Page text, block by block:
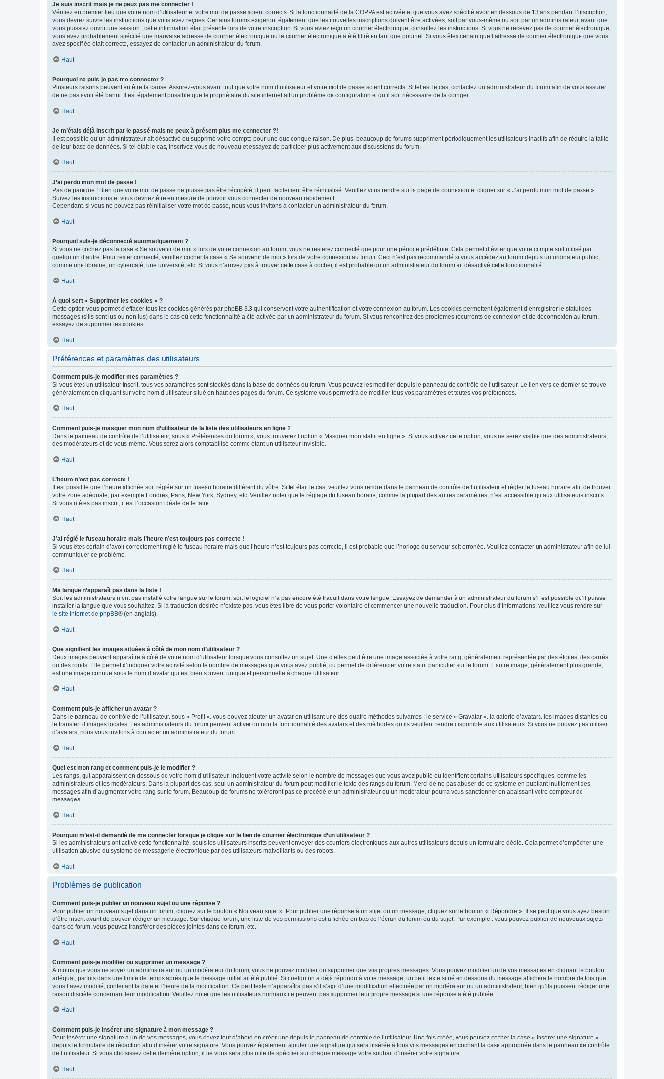
Je suis inscrit mais je ne peux pas me connecter !
Vérifiez en premier lieu que votre nom d’utilisateur et votre mot de passe soient corrects. Si la fonctionnalité de la COPPA est activée et que vous avez spécifié avoir en dessous de 13 ans pendant l’inscription,
vous devrez suivre les instructions que vous avez reçues. Certains forums exigeront également que les nouvelles inscriptions doivent être activées, soit par vous-même ou soit par un administrateur, avant que
vous puissiez ouvrir une session ; cette information était présente lors de votre inscription. Si vous aviez reçu un courrier électronique, consultez les instructions. Si vous ne recevez pas de courrier électronique,
vous avez probablement spécifié une mauvaise adresse de courrier électronique ou le courrier électronique a été filtré en tant que pourriel. Si vous êtes certain que l’adresse de courrier électronique que vous
avez spécifiée était correcte, essayez de contacter un administrateur du forum.
Haut
Pourquoi ne puis-je pas me connecter ?
Plusieurs raisons peuvent en être la cause. Assurez-vous avant tout que votre nom d’utilisateur et votre mot de passe soient corrects. Si tel est le cas, contactez un administrateur du forum afin de vous assurer
de ne pas avoir été banni. Il est également possible que le propriétaire du site internet ait un problème de configuration et qu’il soit nécessaire de la corriger.
Haut
Je m’étais déjà inscrit par le passé mais ne peux à présent plus me connecter ?!
Il est possible qu’un administrateur ait désactivé ou supprimé votre compte pour une quelconque raison. De plus, beaucoup de forums suppriment périodiquement les utilisateurs inactifs afin de réduire la taille
de leur base de données. Si tel était le cas, inscrivez-vous de nouveau et essayez de participer plus activement aux discussions du forum.
Haut
J’ai perdu mon mot de passe !
Pas de panique ! Bien que votre mot de passe ne puisse pas être récupéré, il peut facilement être réinitialisé. Veuillez vous rendre sur la page de connexion et cliquer sur « J’ai perdu mon mot de passe ».
Suivez les instructions et vous devriez être en mesure de pouvoir vous connecter de nouveau rapidement.
Cependant, si vous ne pouvez pas réinitialiser votre mot de passe, nous vous invitons à contacter un administrateur du forum.
Haut
Pourquoi suis-je déconnecté automatiquement ?
Si vous ne cochez pas la case « Se souvenir de moi » lors de votre connexion au forum, vous ne resterez connecté que pour une période prédéfinie. Cela permet d’éviter que votre compte soit utilisé par
quelqu’un d’autre. Pour rester connecté, veuillez cocher la case « Se souvenir de moi » lors de votre connexion au forum. Ceci n’est pas recommandé si vous accédez au forum depuis un ordinateur public,
comme une librairie, un cybercafé, une université, etc. Si vous n’arrivez pas à trouver cette case à cocher, il est probable qu’un administrateur du forum ait désactivé cette fonctionnalité.
Haut
À quoi sert « Supprimer les cookies » ?
Cette option vous permet d’effacer tous les cookies générés par phpBB 3.3 qui conservent votre authentification et votre connexion au forum. Les cookies permettent également d’enregistrer le statut des
messages (s’ils sont lus ou non lus) dans le cas où cette fonctionnalité a été activée par un administrateur du forum. Si vous rencontrez des problèmes récurrents de connexion et de déconnexion au forum,
essayez de supprimer les cookies.
Haut
Préférences et paramètres des utilisateurs
Comment puis-je modifier mes paramètres ?
Si vous êtes un utilisateur inscrit, tous vos paramètres sont stockés dans la base de données du forum. Vous pouvez les modifier depuis le panneau de contrôle de l’utilisateur. Le lien vers ce dernier se trouve
généralement en cliquant sur votre nom d’utilisateur situé en haut des pages du forum. Ce système vous permettra de modifier tous vos paramètres et toutes vos préférences.
Haut
Comment puis-je masquer mon nom d’utilisateur de la liste des utilisateurs en ligne ?
Dans le panneau de contrôle de l’utilisateur, sous « Préférences du forum », vous trouverez l’option « Masquer mon statut en ligne ». Si vous activez cette option, vous ne serez visible que des administrateurs,
des modérateurs et de vous-même. Vous serez alors comptabilisé comme étant un utilisateur invisible.
Haut
L’heure n’est pas correcte !
Il est possible que l’heure affichée soit réglée sur un fuseau horaire différent du vôtre. Si tel était le cas, veuillez vous rendre dans le panneau de contrôle de l’utilisateur et régler le fuseau horaire afin de trouver
votre zone adéquate, par exemple Londres, Paris, New York, Sydney, etc. Veuillez noter que le réglage du fuseau horaire, comme la plupart des autres paramètres, n’est accessible qu’aux utilisateurs inscrits.
Si vous n’êtes pas inscrit, c’est l’occasion idéale de le faire.
Haut
J’ai réglé le fuseau horaire mais l’heure n’est toujours pas correcte !
Si vous êtes certain d’avoir correctement réglé le fuseau horaire mais que l’heure n’est toujours pas correcte, il est probable que l’horloge du serveur soit erronée. Veuillez contacter un administrateur afin de lui
communiquer ce problème.
Haut
Ma langue n’apparaît pas dans la liste !
Soit les administrateurs n’ont pas installé votre langue sur le forum, soit le logiciel n’a pas encore été traduit dans votre langue. Essayez de demander à un administrateur du forum s’il est possible qu’il puisse
installer la langue que vous souhaitez. Si la traduction désirée n’existe pas, vous êtes libre de vous porter volontaire et commencer une nouvelle traduction. Pour plus d’informations, veuillez vous rendre sur
le site internet de phpBB® (en anglais).
Haut
Que signifient les images situées à côté de mon nom d’utilisateur ?
Deux images peuvent apparaître à côté de votre nom d’utilisateur lorsque vous consultez un sujet. Une d’elles peut être une image associée à votre rang, généralement représentée par des étoiles, des carrés
ou des ronds. Elle permet d’indiquer votre activité selon le nombre de messages que vous avez publié, ou permet de différencier votre statut particulier sur le forum. L’autre image, généralement plus grande,
est une image connue sous le nom d’avatar qui est bien souvent unique et personnelle à chaque utilisateur.
Haut
Comment puis-je afficher un avatar ?
Dans le panneau de contrôle de l’utilisateur, sous « Profil », vous pouvez ajouter un avatar en utilisant une des quatre méthodes suivantes : le service « Gravatar », la galerie d’avatars, les images distantes ou
le transfert d’images locales. Les administrateurs du forum peuvent activer ou non la fonctionnalité des avatars et des méthodes qu’ils veuillent rendre disponible aux utilisateurs. Si vous ne pouvez pas utiliser
d’avatars, nous vous invitons à contacter un administrateur du forum.
Haut
Quel est mon rang et comment puis-je le modifier ?
Les rangs, qui apparaissent en dessous de votre nom d’utilisateur, indiquent votre activité selon le nombre de messages que vous avez publié ou identifient certains utilisateurs spécifiques, comme les
administrateurs et les modérateurs. Dans la plupart des cas, seul un administrateur du forum peut modifier le texte des rangs du forum. Merci de ne pas abuser de ce système en publiant inutilement des
messages afin d’augmenter votre rang sur le forum. Beaucoup de forums ne toléreront pas ce procédé et un administrateur ou un modérateur pourra vous sanctionner en abaissant votre compteur de
messages.
Haut
Pourquoi m’est-il demandé de me connecter lorsque je clique sur le lien de courrier électronique d’un utilisateur ?
Si les administrateurs ont activé cette fonctionnalité, seuls les utilisateurs inscrits peuvent envoyer des courriers électroniques aux autres utilisateurs depuis un formulaire dédié. Cela permet d’empêcher une
utilisation abusive du système de messagerie électronique par des utilisateurs malveillants ou des robots.
Haut
Problèmes de publication
Comment puis-je publier un nouveau sujet ou une réponse ?
Pour publier un nouveau sujet dans un forum, cliquez sur le bouton « Nouveau sujet ». Pour publier une réponse à un sujet ou un message, cliquez sur le bouton « Répondre ». Il se peut que vous ayez besoin
d’être inscrit avant de pouvoir rédiger un message. Sur chaque forum, une liste de vos permissions est affichée en bas de l’écran du forum ou du sujet. Par exemple : vous pouvez publier de nouveaux sujets
dans ce forum, vous pouvez transférer des pièces jointes dans ce forum, etc.
Haut
Comment puis-je modifier ou supprimer un message ?
À moins que vous ne soyez un administrateur ou un modérateur du forum, vous ne pouvez modifier ou supprimer que vos propres messages. Vous pouvez modifier un de vos messages en cliquant le bouton
adéquat, parfois dans une limite de temps après que le message initial ait été publié. Si quelqu’un a déjà répondu à votre message, un petit texte situé en dessous du message affichera le nombre de fois que
vous l’avez modifié, contenant la date et l’heure de la modification. Ce petit texte n’apparaîtra pas s’il s’agit d’une modification effectuée par un modérateur ou un administrateur, bien qu’ils puissent rédiger une
raison discrète concernant leur modification. Veuillez noter que les utilisateurs normaux ne peuvent pas supprimer leur propre message si une réponse a été publiée.
Haut
Comment puis-je insérer une signature à mon message ?
Pour insérer une signature à un de vos messages, vous devez tout d’abord en créer une depuis le panneau de contrôle de l’utilisateur. Une fois créée, vous pouvez cocher la case « Insérer une signature »
depuis le formulaire de rédaction afin d’insérer votre signature. Vous pouvez également ajouter une signature qui sera insérée à tous vos messages en cochant la case appropriée dans le panneau de contrôle
de l’utilisateur. Si vous choisissez cette dernière option, il ne vous sera plus utile de spécifier sur chaque message votre souhait d’insérer votre signature.
Haut